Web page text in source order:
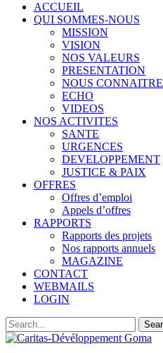
ACCUEIL
QUI SOMMES-NOUS
MISSION
VISION
NOS VALEURS
PRESENTATION
NOUS CONNAITRE
ECHO
VIDEOS
NOS ACTIVITES
SANTE
URGENCES
DEVELOPPEMENT
JUSTICE & PAIX
OFFRES
Offres d’emploi
Appels d’offres
RAPPORTS
Rapports des projets
Nos rapports annuels
MAGAZINE
CONTACT
WEBMAILS
LOGIN